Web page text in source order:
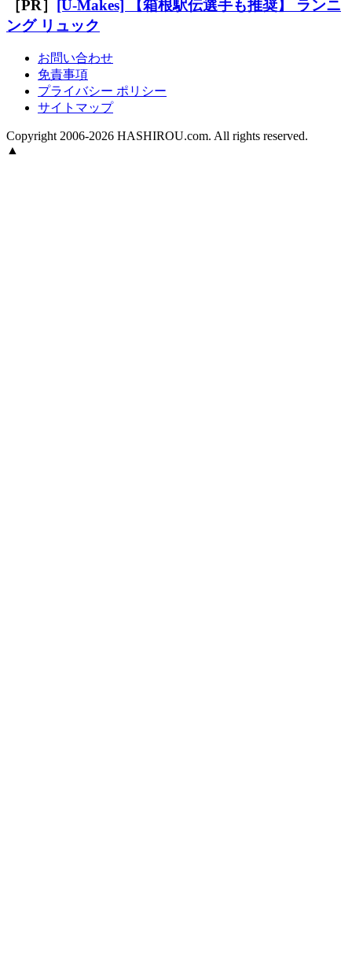
［PR］ [U-Makes] 【箱根駅伝選手も推奨】 ランニ
ング リュック
お問い合わせ
免責事項
プライバシー ポリシー
サイトマップ
Copyright 2006-2026 HASHIROU.com. All rights reserved.
▲